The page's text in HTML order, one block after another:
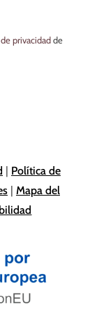
privacidadde
Política de
| Mapa del